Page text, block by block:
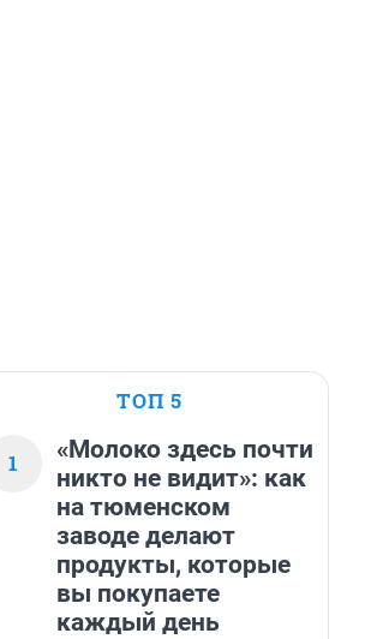
ТОП 5
1
«Молоко здесь почти
никто не видит»: как
на тюменском
заводе делают
продукты, которые
вы покупаете
каждый день